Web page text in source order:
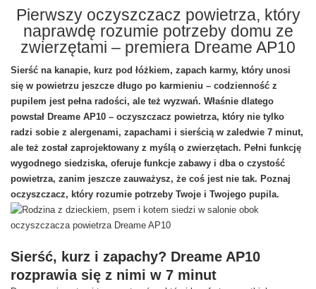
Pierwszy oczyszczacz powietrza, który
naprawdę rozumie potrzeby domu ze
zwierzętami – premiera Dreame AP10
Sierść na kanapie, kurz pod łóżkiem, zapach karmy, który unosi
się w powietrzu jeszcze długo po karmieniu – codzienność z
pupilem jest pełna radości, ale też wyzwań. Właśnie dlatego
powstał Dreame AP10 – oczyszczacz powietrza, który nie tylko
radzi sobie z alergenami, zapachami i sierścią w zaledwie 7 minut,
ale też został zaprojektowany z myślą o zwierzętach. Pełni funkcję
wygodnego siedziska, oferuje funkcje zabawy i dba o czystość
powietrza, zanim jeszcze zauważysz, że coś jest nie tak. Poznaj
oczyszczacz, który rozumie potrzeby Twoje i Twojego pupila.
Sierść, kurz i zapachy? Dreame AP10
rozprawia się z nimi w 7 minut